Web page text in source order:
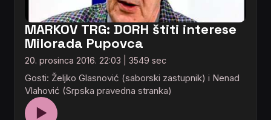
MARKOV TRG: DORH štiti interese
Milorada Pupovca
20. prosinca 2016. 22:03 | 3549 sec
Gosti: Željko Glasnović (saborski zastupnik) i Nenad
Vlahović (Srpska pravedna stranka)
▶